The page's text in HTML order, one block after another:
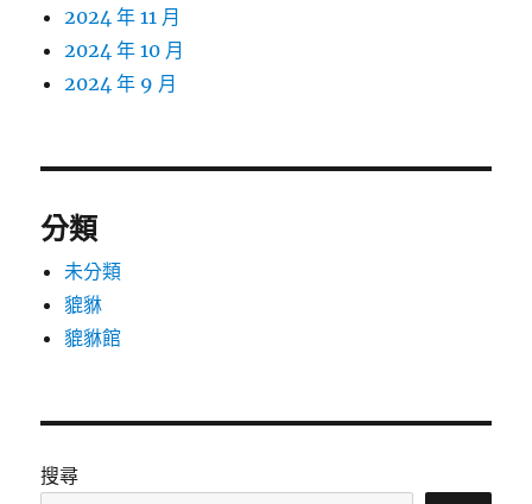
2024 年 11 月
2024 年 10 月
2024 年 9 月
分類
未分類
貔貅
貔貅館
搜尋